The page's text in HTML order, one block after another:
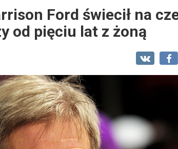
Ford świecił na
od pięciu lat z żoną